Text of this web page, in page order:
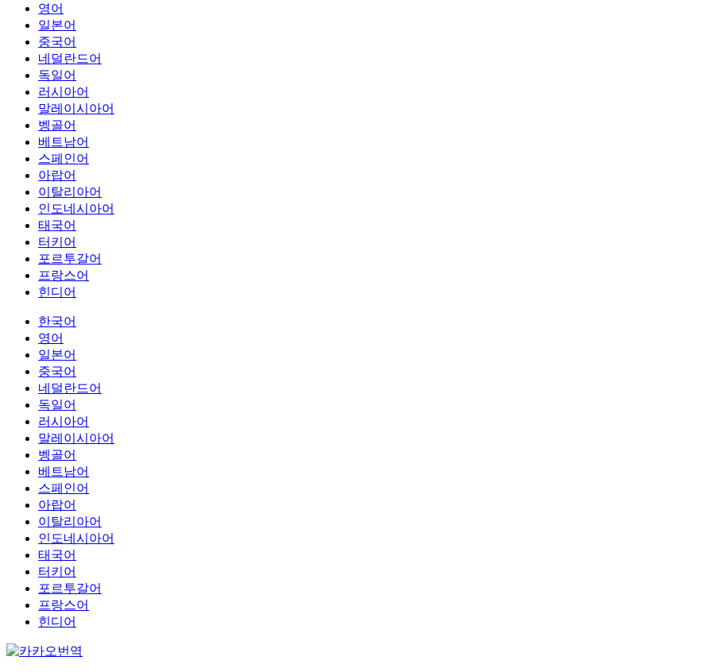
영어
일본어
중국어
네덜란드어
독일어
러시아어
말레이시아어
벵골어
베트남어
스페인어
아랍어
이탈리아어
인도네시아어
태국어
터키어
포르투갈어
프랑스어
힌디어
한국어
영어
일본어
중국어
네덜란드어
독일어
러시아어
말레이시아어
벵골어
베트남어
스페인어
아랍어
이탈리아어
인도네시아어
태국어
터키어
포르투갈어
프랑스어
힌디어